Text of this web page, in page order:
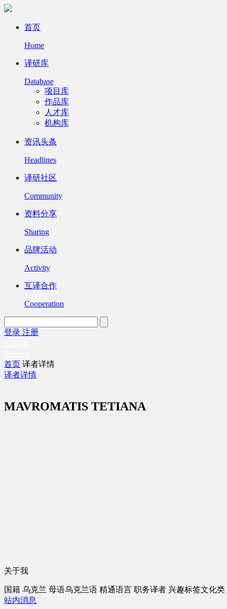
首页
Home
译研库
Database
项目库
作品库
人才库
机构库
资讯头条
Headlines
译研社区
Community
资料分享
Sharing
品牌活动
Activity
互译合作
Cooperation
登录 注册
首页 译者详情
译者详情
MAVROMATIS TETIANA
关于我
国籍 乌克兰 母语乌克兰语 精通语言 职务译者 兴趣标签文化类
站内消息